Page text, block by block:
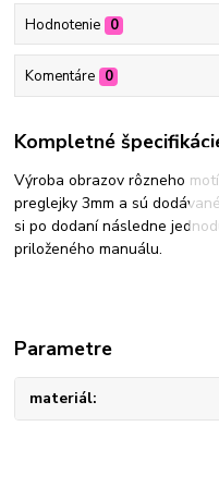
Hodnotenie 0
Komentáre 0
Kompletné
Výroba obrazov rôzneho
preglejky 3mm a sú
si po dodaní následne
priloženého manuálu.
Parametre
materiál